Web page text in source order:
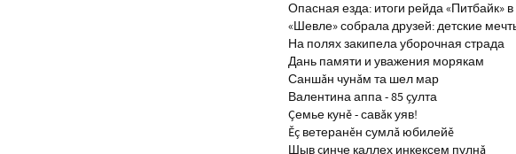
Опасная езда: итоги рейда «Питбайк» в
«Шевле» собрала друзей: детские
На полях закипела уборочная страда
Дань памяти и уважения морякам
Саншăн чунăм та шел мар
Валентина аппа - 85 çулта
Çемье кунĕ - савăк уяв!
Ĕç ветеранĕн сумлă юбилейĕ
Шыв çинче каллех инкексем пулнă